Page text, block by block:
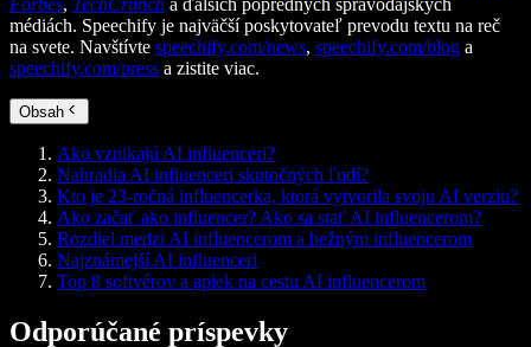
Forbes, TechCrunch a ďalších popredných spravodajských
médiách. Speechify je najväčší poskytovateľ prevodu textu na reč
na svete. Navštívte speechify.com/news, speechify.com/blog a
speechify.com/press a zistite viac.
Obsah
Ako vznikajú AI influenceri?
Nahradia AI influenceri skutočných ľudí?
Kto je 23-ročná influencerka, ktorá vytvorila svoju AI verziu?
Ako začať ako influencer? Ako sa stať AI influencerom?
Rozdiel medzi AI influencerom a bežným influencerom
Najznámejší AI influenceri
Top 8 softvérov a apiek na cestu AI influencerom
Odporúčané príspevky